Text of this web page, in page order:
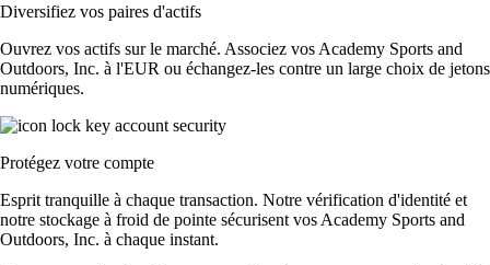
Diversifiez vos paires d'actifs
Ouvrez vos actifs sur le marché. Associez vos Academy Sports and
Outdoors, Inc. à l'EUR ou échangez-les contre un large choix de jetons
numériques.
Protégez votre compte
Esprit tranquille à chaque transaction. Notre vérification d'identité et
notre stockage à froid de pointe sécurisent vos Academy Sports and
Outdoors, Inc. à chaque instant.